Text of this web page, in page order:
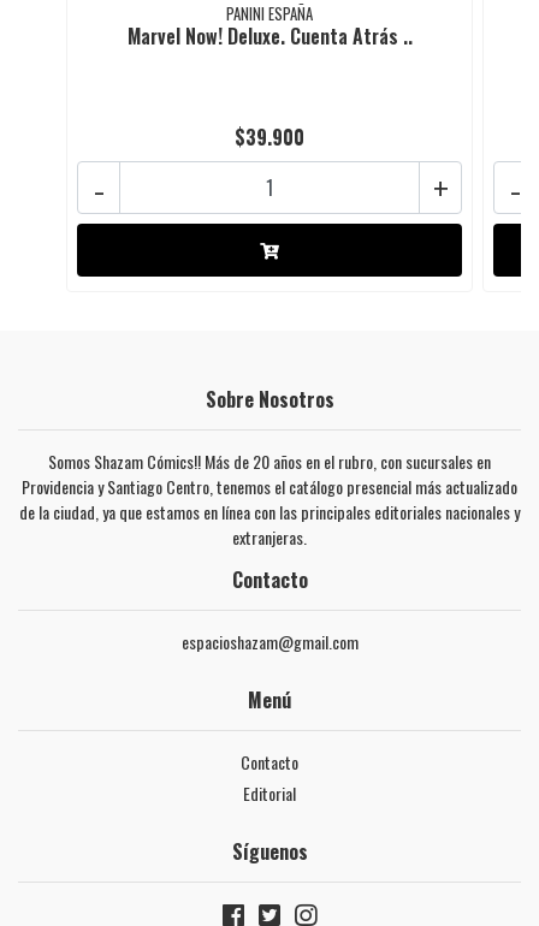
PANINI ESPAÑA
Marvel Now! Deluxe. Cuenta Atrás ..
$39.900
+
- -
Sobre Nosotros
Somos Shazam Cómics!! Más de 20 años en el rubro, con sucursales en
Providencia y Santiago Centro, tenemos el catálogo presencial más actualizado
de la ciudad, ya que estamos en línea con las principales editoriales nacionales y
extranjeras.
Contacto
espacioshazam@gmail.com
Menú
Contacto
Editorial
Síguenos